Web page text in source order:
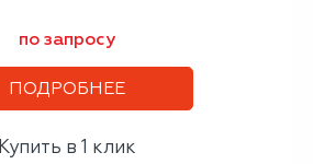
по запросу
ПОДРОБНЕЕ
Купить в 1 клик